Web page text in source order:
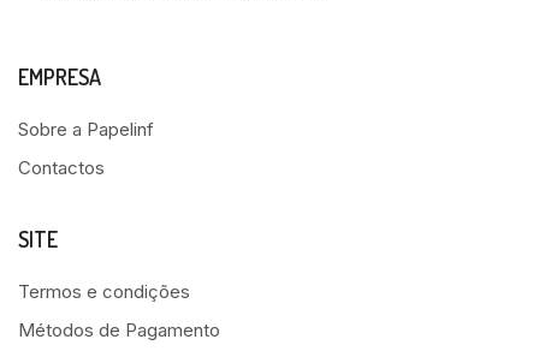
EMPRESA
Sobre a Papelinf
Contactos
SITE
Termos e condições
Métodos de Pagamento